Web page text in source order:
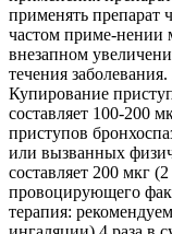
применять препарат
частом приме-нении
внезапном
течения
Купирование
составляет 100-200
приступов
или вызванных
составляет 200 мкг
провоцирующего
терапия: